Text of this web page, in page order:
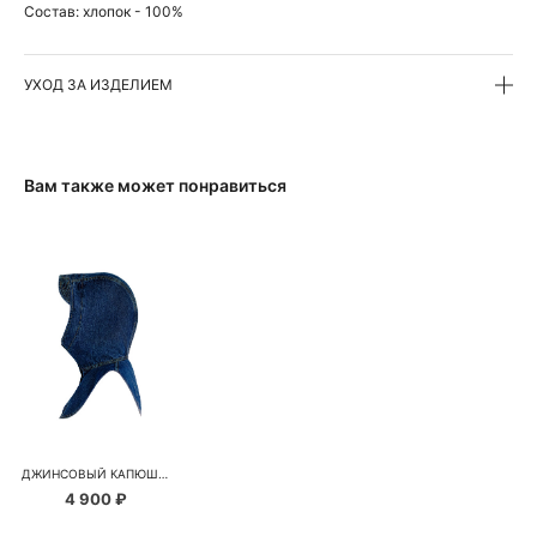
Состав: хлопок - 100%
УХОД ЗА ИЗДЕЛИЕМ
Вам также может понравиться
ДЖИНСОВЫЙ КАПЮШОН
4 900 ₽